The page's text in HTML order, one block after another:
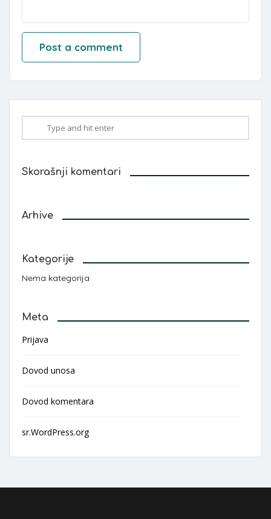
Skorašnji komentari
Arhive
Kategorije
Nema kategorija
Meta
Prijava
Dovod unosa
Dovod komentara
sr.WordPress.org